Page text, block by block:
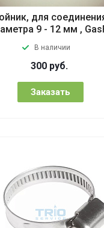
для
9 - 12 мм ,
В наличии
300 руб.
Заказать